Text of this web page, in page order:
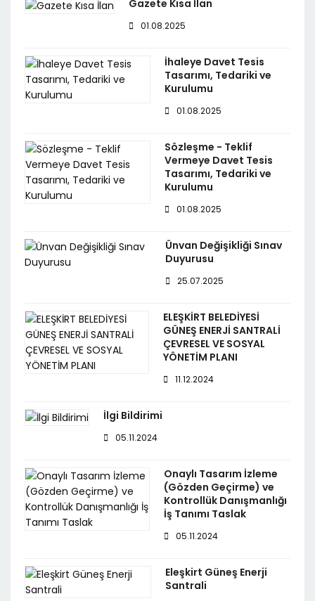
Gazete Kısa İlan
01.08.2025
İhaleye Davet Tesis
Tasarımı, Tedariki ve
Kurulumu
01.08.2025
Sözleşme - Teklif
Vermeye Davet Tesis
Tasarımı, Tedariki ve
Kurulumu
01.08.2025
Ünvan Değişikliği Sınav
Duyurusu
25.07.2025
ELEŞKİRT BELEDİYESİ
GÜNEŞ ENERJİ SANTRALİ
ÇEVRESEL VE SOSYAL
YÖNETİM PLANI
11.12.2024
İlgi Bildirimi
05.11.2024
Onaylı Tasarım İzleme
(Gözden Geçirme) ve
Kontrollük Danışmanlığı
İş Tanımı Taslak
05.11.2024
Eleşkirt Güneş Enerji
Santrali